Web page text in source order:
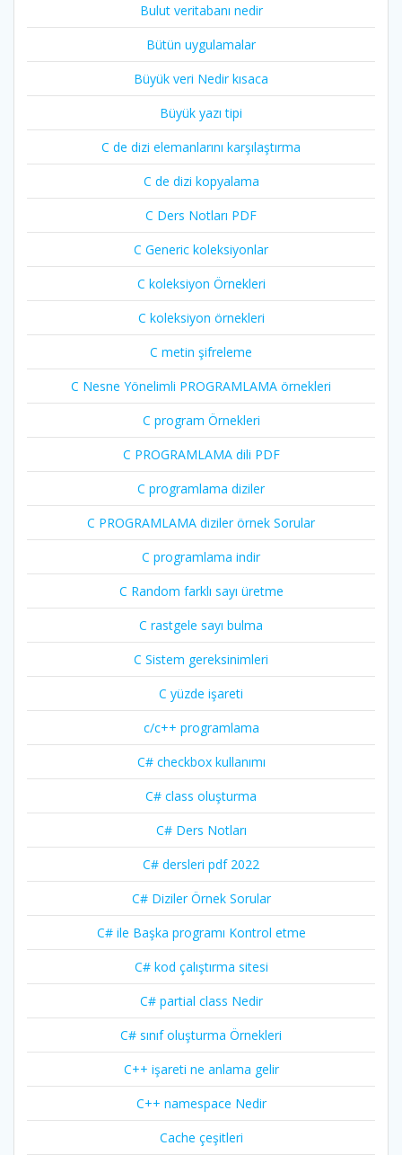
Bulut veritabanı nedir
Bütün uygulamalar
Büyük veri Nedir kısaca
Büyük yazı tipi
C de dizi elemanlarını karşılaştırma
C de dizi kopyalama
C Ders Notları PDF
C Generic koleksiyonlar
C koleksiyon Örnekleri
C koleksiyon örnekleri
C metin şifreleme
C Nesne Yönelimli PROGRAMLAMA örnekleri
C program Örnekleri
C PROGRAMLAMA dili PDF
C programlama diziler
C PROGRAMLAMA diziler örnek Sorular
C programlama indir
C Random farklı sayı üretme
C rastgele sayı bulma
C Sistem gereksinimleri
C yüzde işareti
c/c++ programlama
C# checkbox kullanımı
C# class oluşturma
C# Ders Notları
C# dersleri pdf 2022
C# Diziler Örnek Sorular
C# ile Başka programı Kontrol etme
C# kod çalıştırma sitesi
C# partial class Nedir
C# sınıf oluşturma Örnekleri
C++ işareti ne anlama gelir
C++ namespace Nedir
Cache çeşitleri